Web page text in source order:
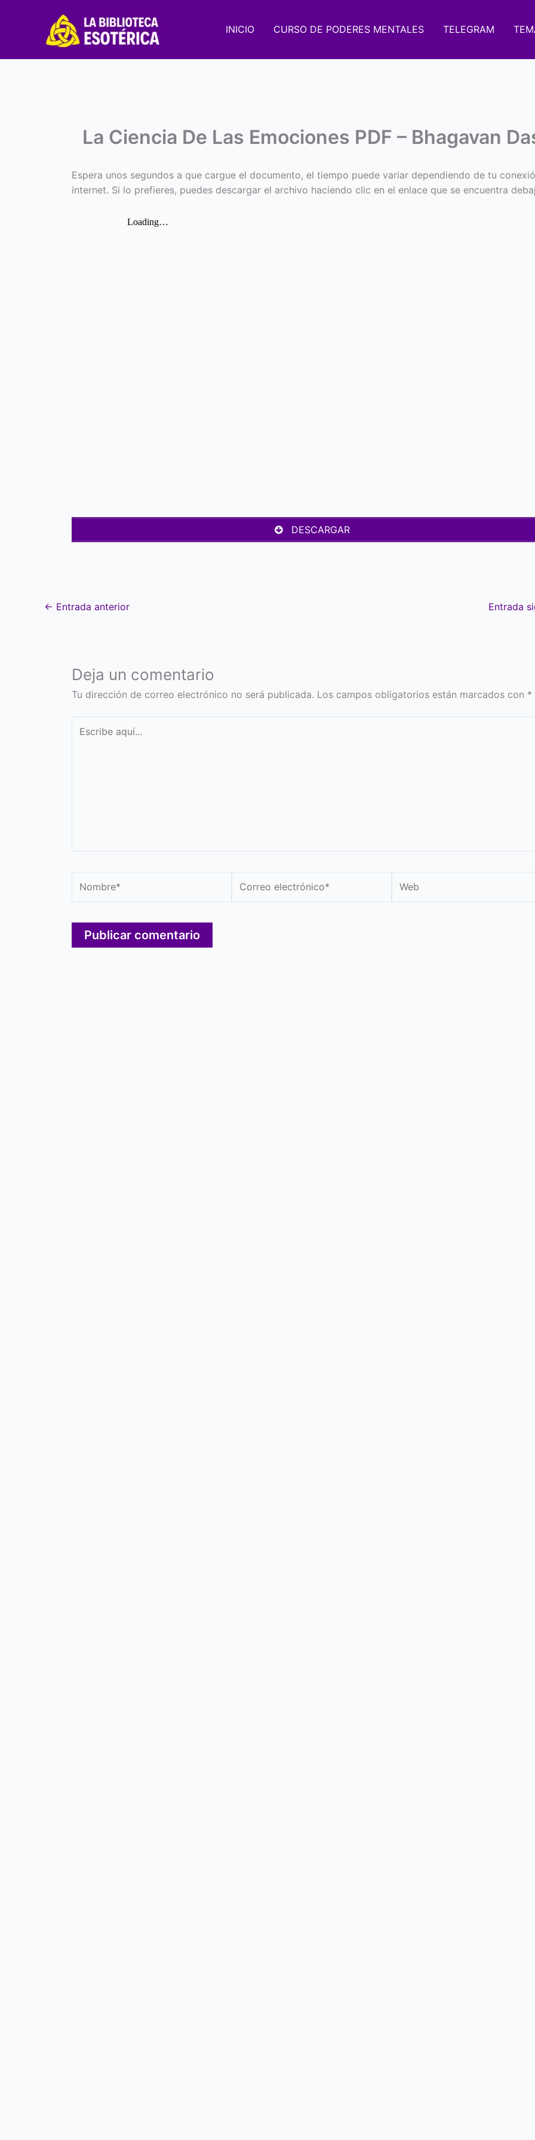
INICIO CURSO DE PODERES MENTALES TELEGRAM
La Ciencia De Las Emociones PDF – Bhagavan
Espera unos segundos a que cargue el documento, el tiempo puede variar dependiendo de tu
internet. Si lo prefieres, puedes descargar el archivo haciendo clic en el enlace que se encuentra
DESCARGAR
← Entrada anterior Entrada
Deja un comentario
Tu dirección de correo electrónico no será publicada. Los campos obligatorios están marcados con *
aquí...
electrónico*